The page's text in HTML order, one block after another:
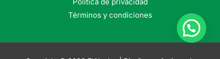
Términos y condiciones